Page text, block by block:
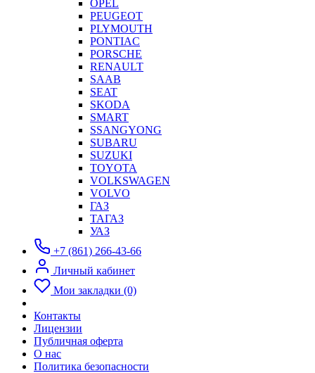
OPEL
PEUGEOT
PLYMOUTH
PONTIAC
PORSCHE
RENAULT
SAAB
SEAT
SKODA
SMART
SSANGYONG
SUBARU
SUZUKI
TOYOTA
VOLKSWAGEN
VOLVO
ГАЗ
ТАГАЗ
УАЗ
+7 (861) 266-43-66
Личный кабинет
Мои закладки (0)
Контакты
Лицензии
Публичная оферта
О нас
Политика безопасности